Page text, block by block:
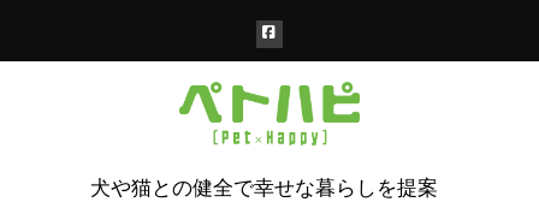
犬や猫との健全で幸せな暮らしを提案